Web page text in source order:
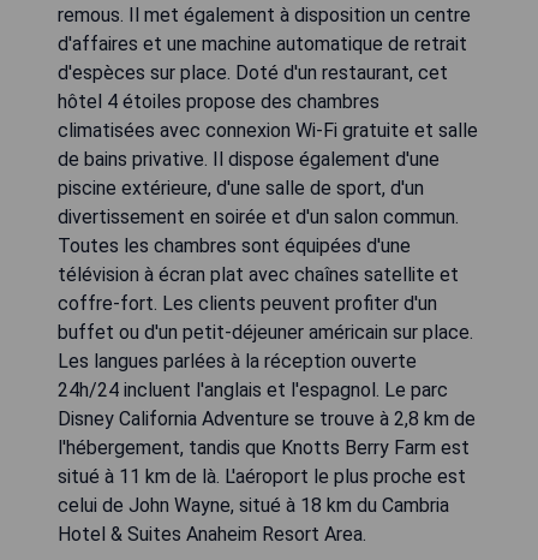
remous. Il met également à disposition un centre
d'affaires et une machine automatique de retrait
d'espèces sur place. Doté d'un restaurant, cet
hôtel 4 étoiles propose des chambres
climatisées avec connexion Wi-Fi gratuite et salle
de bains privative. Il dispose également d'une
piscine extérieure, d'une salle de sport, d'un
divertissement en soirée et d'un salon commun.
Toutes les chambres sont équipées d'une
télévision à écran plat avec chaînes satellite et
coffre-fort. Les clients peuvent profiter d'un
buffet ou d'un petit-déjeuner américain sur place.
Les langues parlées à la réception ouverte
24h/24 incluent l'anglais et l'espagnol. Le parc
Disney California Adventure se trouve à 2,8 km de
l'hébergement, tandis que Knotts Berry Farm est
situé à 11 km de là. L'aéroport le plus proche est
celui de John Wayne, situé à 18 km du Cambria
Hotel & Suites Anaheim Resort Area.